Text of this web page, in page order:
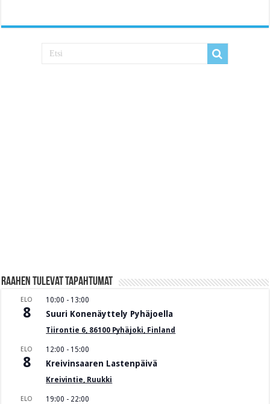
Raahen Tulevat tapahtumat
ELO
8
10:00 - 13:00
Suuri Konenäyttely Pyhäjoella
Tiirontie 6, 86100 Pyhäjoki, Finland
ELO
8
12:00 - 15:00
Kreivinsaaren Lastenpäivä
Kreivintie, Ruukki
ELO 19:00 - 22:00